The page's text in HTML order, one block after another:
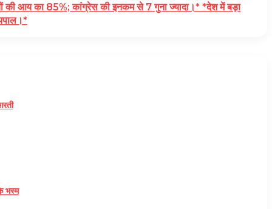
की आय का 85%; कांग्रेस की इनकम से 7 गुना ज्यादा।* *देश में बड़ा
भस्म